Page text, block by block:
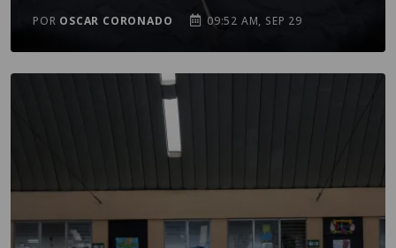
POR OSCAR CORONADO 09:52 AM, SEP 29